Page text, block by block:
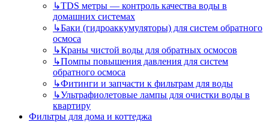
↳TDS метры — контроль качества воды в
домашних системах
↳Баки (гидроаккумуляторы) для систем обратного
осмоса
↳Краны чистой воды для обратных осмосов
↳Помпы повышения давления для систем
обратного осмоса
↳Фитинги и запчасти к фильтрам для воды
↳Ультрафиолетовые лампы для очистки воды в
квартиру
Фильтры для дома и коттеджа